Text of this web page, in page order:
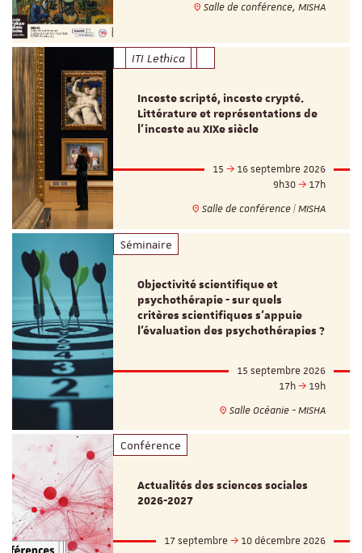
Salle de conférence, MISHA
ITI Lethica
Inceste scripté, inceste crypté.
Littérature et représentations de
l’inceste au XIXe siècle
15
16 septembre 2026
9h30
17h
Salle de conférence | MISHA
Séminaire
Objectivité scientifique et
psychothérapie - sur quels
critères scientifiques s'appuie
l'évaluation des psychothérapies ?
15 septembre 2026
17h
19h
Salle Océanie - MISHA
Conférence
Actualités des sciences sociales
2026-2027
17 septembre
10 décembre 2026